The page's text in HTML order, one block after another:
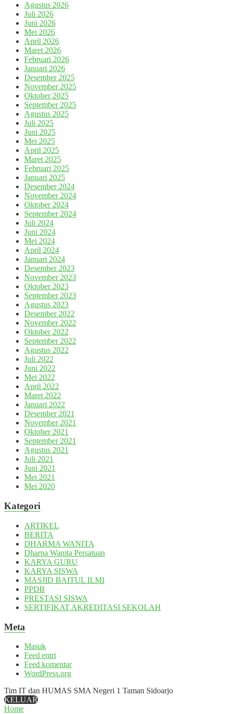
Agustus 2026
Juli 2026
Juni 2026
Mei 2026
April 2026
Maret 2026
Februari 2026
Januari 2026
Desember 2025
November 2025
Oktober 2025
September 2025
Agustus 2025
Juli 2025
Juni 2025
Mei 2025
April 2025
Maret 2025
Februari 2025
Januari 2025
Desember 2024
November 2024
Oktober 2024
September 2024
Juli 2024
Juni 2024
Mei 2024
April 2024
Januari 2024
Desember 2023
November 2023
Oktober 2023
September 2023
Agustus 2023
Desember 2022
November 2022
Oktober 2022
September 2022
Agustus 2022
Juli 2022
Juni 2022
Mei 2022
April 2022
Maret 2022
Januari 2022
Desember 2021
November 2021
Oktober 2021
September 2021
Agustus 2021
Juli 2021
Juni 2021
Mei 2021
Mei 2020
Kategori
ARTIKEL
BERITA
DHARMA WANITA
Dharna Wanita Persatuan
KARYA GURU
KARYA SISWA
MASJID BAITUL ILMI
PPDB
PRESTASI SISWA
SERTIFIKAT AKREDITASI SEKOLAH
Meta
Masuk
Feed entri
Feed komentar
WordPress.org
Tim IT dan HUMAS SMA Negeri 1 Taman Sidoarjo
KELUAR
Home